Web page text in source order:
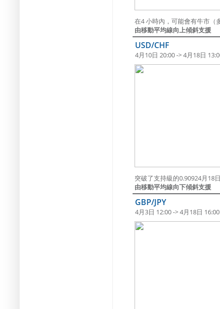
在4 小時內，可能會有牛市（
由移動平均線向上傾斜支援
USD/CHF
4月10日 20:00 -> 4月18日
突破了支持級的0.90924月18
由移動平均線向下傾斜支援
GBP/JPY
4月3日 12:00 -> 4月18日 16:00